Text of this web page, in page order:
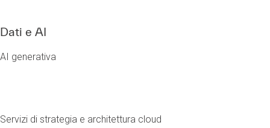
Dati e AI
AI generativa
Servizi di strategia e architettura cloud